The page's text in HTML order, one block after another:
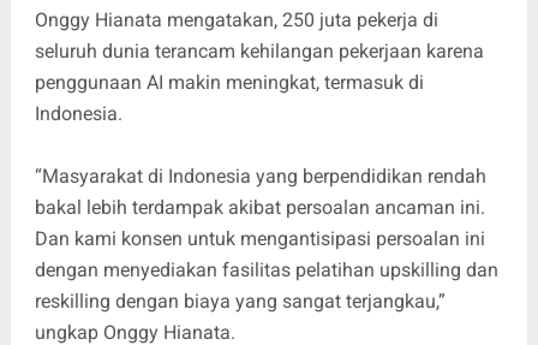
Onggy Hianata mengatakan, 250 juta pekerja di
seluruh dunia terancam kehilangan pekerjaan karena
penggunaan AI makin meningkat, termasuk di
Indonesia.
“Masyarakat di Indonesia yang berpendidikan rendah
bakal lebih terdampak akibat persoalan ancaman ini.
Dan kami konsen untuk mengantisipasi persoalan ini
dengan menyediakan fasilitas pelatihan upskilling dan
reskilling dengan biaya yang sangat terjangkau,”
ungkap Onggy Hianata.